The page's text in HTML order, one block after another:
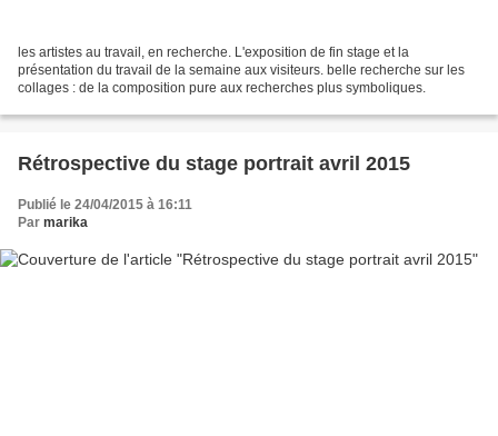
les artistes au travail, en recherche. L'exposition de fin stage et la
présentation du travail de la semaine aux visiteurs. belle recherche sur les
collages : de la composition pure aux recherches plus symboliques.
Rétrospective du stage portrait avril 2015
Publié le 24/04/2015 à 16:11
Par marika